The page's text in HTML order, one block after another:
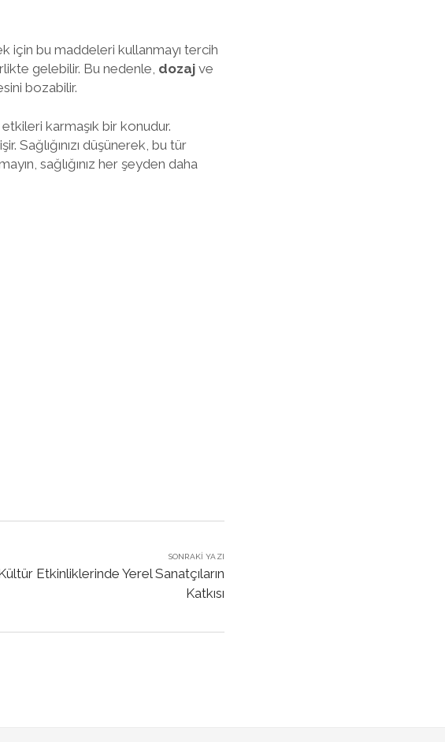
için bu maddeleri kullanmayı tercih
gelebilir. Bu nedenle, dozajve
bozabilir.
karmaşık bir konudur.
Sağlığınızı düşünerek, bu tür
sağlığınız her şeyden daha
SONRAKI YAZI
Etkinliklerinde Yerel Sanatçıların
Katkısı